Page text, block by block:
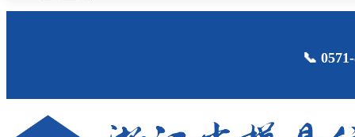
📞